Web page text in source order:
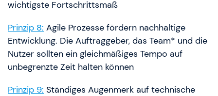
wichtigste Fortschrittsmaß
Prinzip 8: Agile Prozesse fördern nachhaltige
Entwicklung. Die Auftraggeber, das Team* und die
Nutzer sollten ein gleichmäßiges Tempo auf
unbegrenzte Zeit halten können
Prinzip 9: Ständiges Augenmerk auf technische